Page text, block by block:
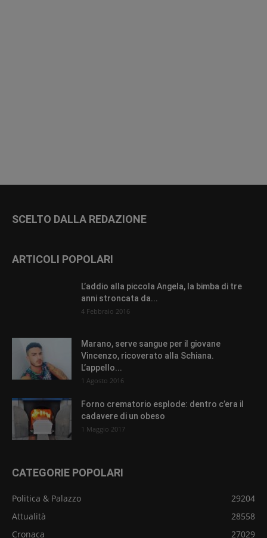
SCELTO DALLA REDAZIONE
ARTICOLI POPOLARI
L’addio alla piccola Angela, la bimba di tre
anni stroncata da...
4 Febbraio 2016
Marano, serve sangue per il giovane
Vincenzo, ricoverato alla Schiana.
L’appello...
1 Agosto 2016
Forno crematorio esplode: dentro c’era il
cadavere di un obeso
1 Maggio 2017
CATEGORIE POPOLARI
Politica & Palazzo
29204
Attualità
28558
Cronaca
27029